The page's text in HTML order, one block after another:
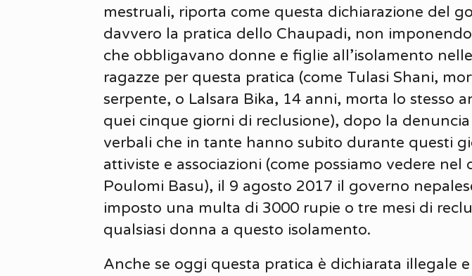
mestruali, riporta come questa dichiarazione del
davvero la pratica dello Chaupadi, non
che obbligavano donne e figlie all’isolamento
ragazze per questa pratica (come Tulasi Shani,
serpente, o Lalsara Bika, 14 anni, morta lo stesso
quei cinque giorni di reclusione), dopo la
verbali che in tante hanno subito durante questi
attiviste e associazioni (come possiamo vedere nel
Poulomi Basu), il 9 agosto 2017 il governo
imposto una multa di 3000 rupie o tre mesi di
qualsiasi donna a questo isolamento.
Anche se oggi questa pratica è dichiarata